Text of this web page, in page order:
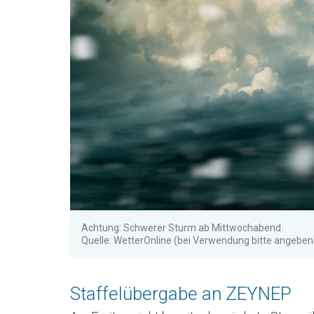
Achtung: Schwerer Sturm ab Mittwochabend.
Quelle: WetterOnline (bei Verwendung bitte
Staffelübergabe an ZEYNEP